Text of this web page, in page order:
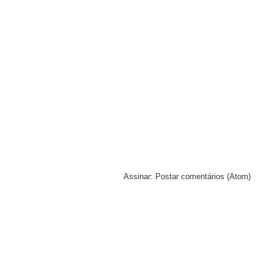
Assinar: Postar comentários (Atom)